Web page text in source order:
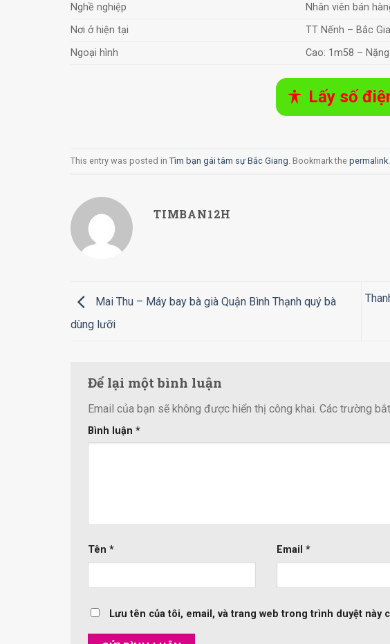
Nghề nghiệp
Nhân viên bán
Nơi ở hiện tại
TT Nếnh – Bắc
Ngoại hình
Cao: 1m58 –
Lấy số
This entry was posted in Tìm bạn gái tâm sự Bắc Giang . Bookmark the permalink
TIMBAN12H
Mai Thu – Máy bay bà già Quận Bình Thạnh quý bà
dùng lưỡi
Để lại một bình luận
Email của bạn sẽ không được hiển thị công khai. Các trường
Bình luận *
Tên * Email*
Lưu tên của tôi, email, và trang web trong trình duyệt này